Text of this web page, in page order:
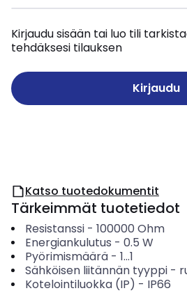
Kirjaudu sisään tai luo tili
tehdäksesi tilauksen
Kirjaudu
Katso tuotedokumentit
Tärkeimmät tuotetiedot
Resistanssi- 100000 Ohm
Energiankulutus - 0.5 W
Pyörimismäärä- 1...1
Sähköisen liitännän tyyppi-
Kotelointiluokka (IP) - IP66